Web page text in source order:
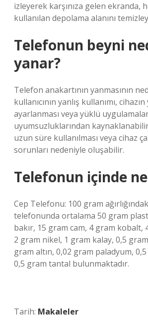
izleyerek karşınıza gelen ekranda,
kullanılan depolama alanını
Telefonun beyni
yanar?
Telefon anakartının yanmasının
kullanıcının yanlış kullanımı, cihazın
ayarlanması veya yüklü
uyumsuzluklarından
uzun süre kullanılması veya cihaz
sorunları nedeniyle oluşabilir.
Telefonun içinde
Cep Telefonu: 100 gram
telefonunda ortalama 50 gram
bakır, 15 gram cam, 4 gram kobalt,
2 gram nikel, 1 gram kalay, 0,5
gram altın, 0,02 gram paladyum,
0,5 gram tantal bulunmaktadır.
Tarih: Makaleler